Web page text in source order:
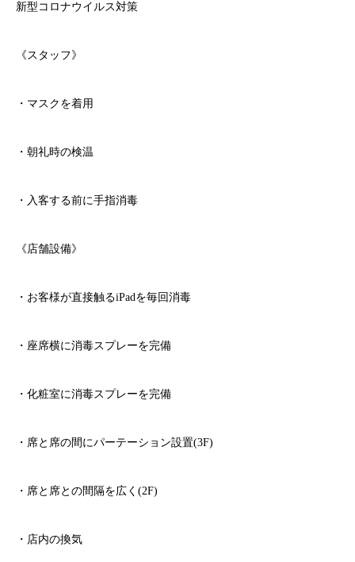
新型コロナウイルス対策
《スタッフ》
・マスクを着用
・朝礼時の検温
・入客する前に手指消毒
《店舗設備》
・お客様が直接触るiPadを毎回消毒
・座席横に消毒スプレーを完備
・化粧室に消毒スプレーを完備
・席と席の間にパーテーション設置(3F)
・席と席との間隔を広く (2F)
・店内の換気